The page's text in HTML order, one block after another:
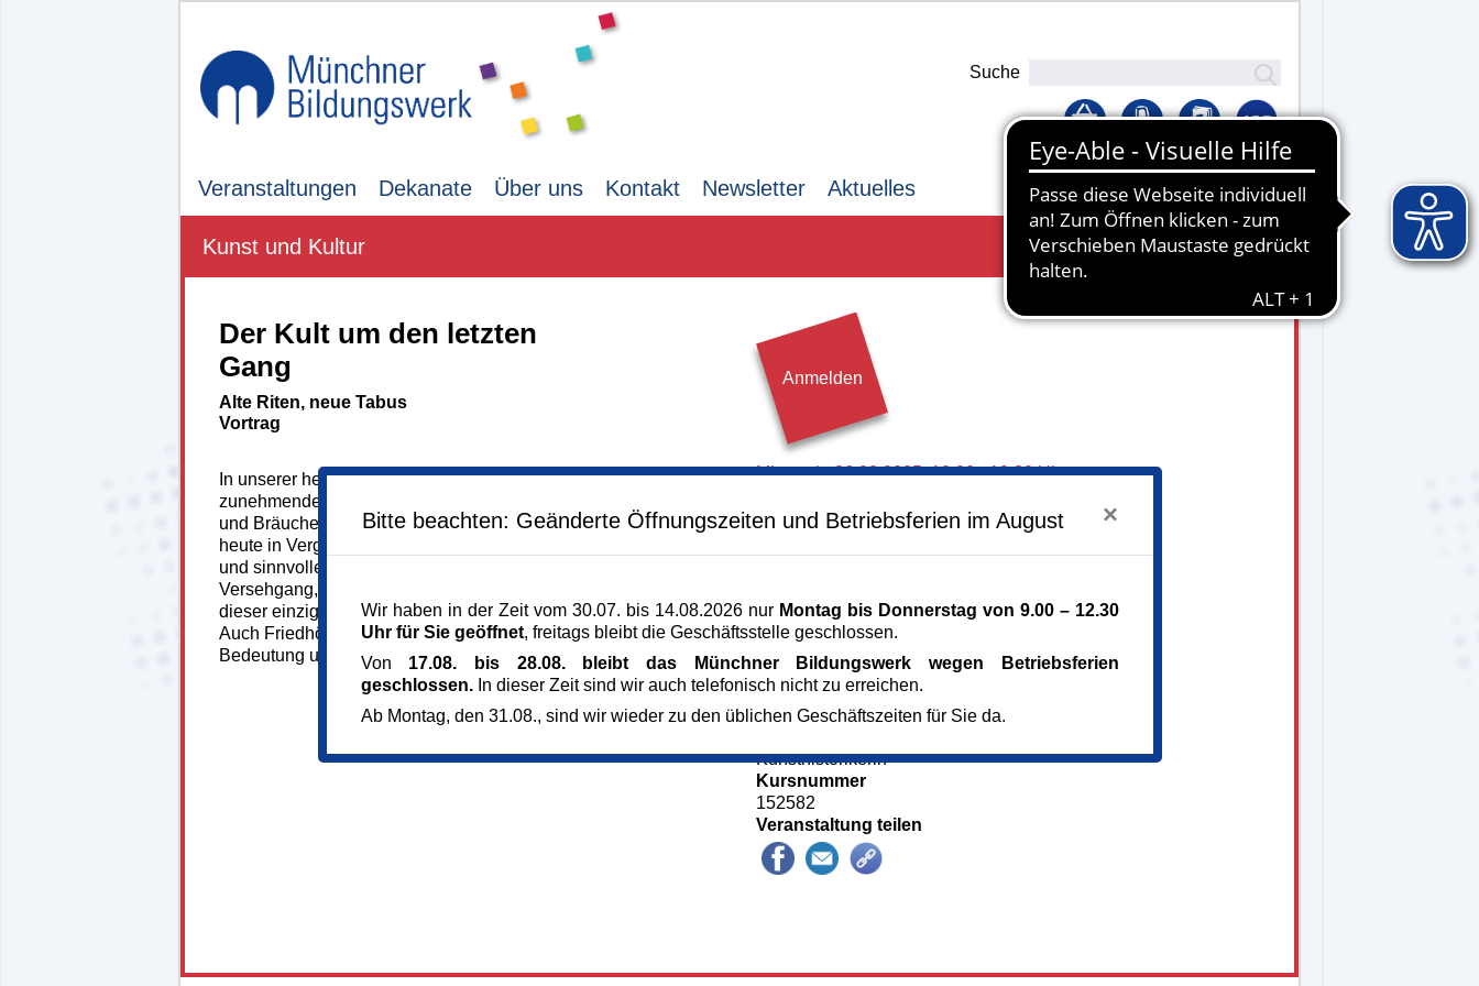
Suche
Veranstaltungen Dekanate Über uns Kontakt Newsletter Aktuelles Lernplattform
Kunst und Kultur
Der Kult um den letzten
Gang
Alte Riten, neue Tabus
Vortrag
In unserer heutigen Gesellschaft erleben wir eine
zunehmende Tabuisierung des Todes. Viele alte Riten
und Bräuche ums Sterben und den letzten Gang sind
heute in Vergessenheit geraten, obwohl sie früher fester
und sinnvoller Bestandteil des Lebens waren.
Versehgang, Seelnonnen und Totenkronen sind Beispiele
dieser einzigartigen und vielfältigen Kultur ums Sterben.
Auch Friedhöfe und Gräber zeigen den Wandel der
Bedeutung um den Sterbekult.
Anmelden
Mittwoch,26.03.2025,18.00 - 19.30 Uhr
Veranstaltungsort
Dachauer Str. 5
München
www.muenchner-bildungswerk.de
13 €
Referent_in
Martina Sepp M.A.
Kunsthistorikerin
Kursnummer
152582
Veranstaltung teilen
Bitte beachten: Geänderte Öffnungszeiten und Betriebsferien im August ×
Wir haben in der Zeit vom 30.07. bis 14.08.2026 nur Montag bis Donnerstag von 9.00 – 12.30
Uhr für Sie geöffnet, freitags bleibt die Geschäftsstelle geschlossen.
Von 17.08. bis 28.08. bleibt das Münchner Bildungswerk wegen Betriebsferien
geschlossen.In dieser Zeit sind wir auch telefonisch nicht zu erreichen.
Ab Montag, den 31.08., sind wir wieder zu den üblichen Geschäftszeiten für Sie da.